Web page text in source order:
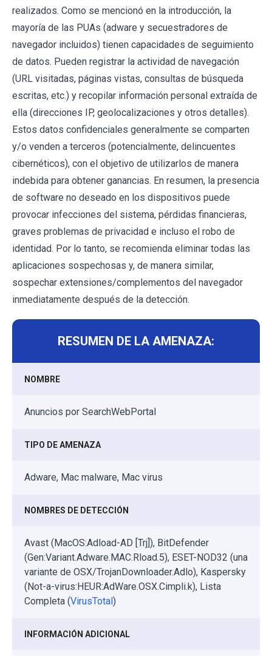
realizados. Como se mencionó en la introducción, la
mayoría de las PUAs (adware y secuestradores de
navegador incluidos) tienen capacidades de seguimiento
de datos. Pueden registrar la actividad de navegación
(URL visitadas, páginas vistas, consultas de búsqueda
escritas, etc.) y recopilar información personal extraída de
ella (direcciones IP, geolocalizaciones y otros detalles).
Estos datos confidenciales generalmente se comparten
y/o venden a terceros (potencialmente, delincuentes
cibernéticos), con el objetivo de utilizarlos de manera
indebida para obtener ganancias. En resumen, la presencia
de software no deseado en los dispositivos puede
provocar infecciones del sistema, pérdidas financieras,
graves problemas de privacidad e incluso el robo de
identidad. Por lo tanto, se recomienda eliminar todas las
aplicaciones sospechosas y, de manera similar,
sospechar extensiones/complementos del navegador
inmediatamente después de la detección.
RESUMEN DE LA AMENAZA:
NOMBRE
Anuncios por SearchWebPortal
TIPO DE AMENAZA
Adware, Mac malware, Mac virus
NOMBRES DE DETECCIÓN
Avast (MacOS:Adload-AD [Trj]), BitDefender
(Gen:Variant.Adware.MAC.Rload.5), ESET-NOD32 (una
variante de OSX/TrojanDownloader.Adlo), Kaspersky
(Not-a-virus:HEUR:AdWare.OSX.Cimpli.k), Lista
Completa (VirusTotal)
INFORMACIÓN ADICIONAL